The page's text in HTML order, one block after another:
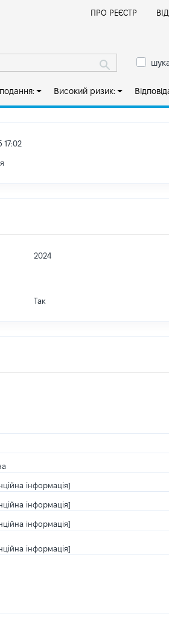
ПРО РЕЄСТР
Високий ризик:
17:02
2024
Так
інформація]
інформація]
інформація]
інформація]